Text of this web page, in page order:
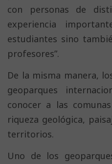
con personas de
experiencia
estudiantes sino
profesores”.
De la misma manera,
geoparques
conocer a las
riqueza geológica,
territorios.
Uno de los